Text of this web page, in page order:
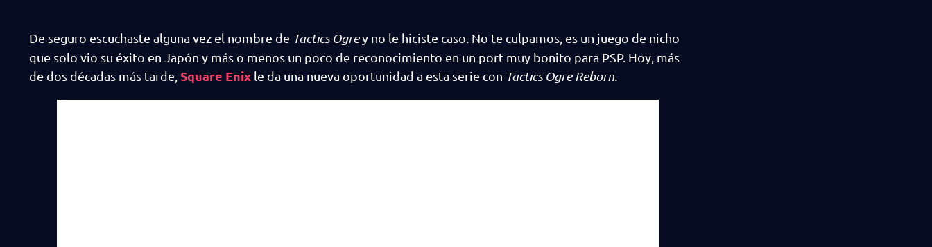
De seguro escuchaste alguna vez el nombre de Tactics Ogrey no le hiciste caso. No te culpamos, es un juego de nicho
que solo vio su éxito en Japón y más o menos un poco de reconocimiento en un port muy bonito para PSP. Hoy, más
de dos décadas más tarde,Square Enix le da una nueva oportunidad a esta serie con Tactics Ogre Reborn.